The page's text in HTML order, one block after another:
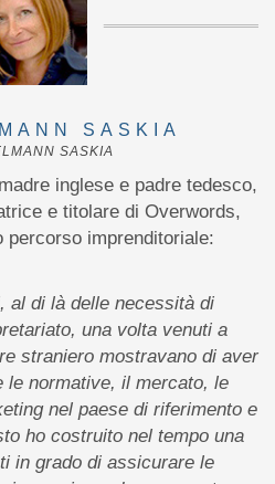
SASKIA
SASKIA
inglese e padre tedesco,
e titolare di Overwords,
imprenditoriale:
al di là delle necessità di
una volta venuti a
straniero mostravano di aver
le normative, il mercato, le
nel paese di riferimento e
ho costruito nel tempo una
in grado di assicurare le